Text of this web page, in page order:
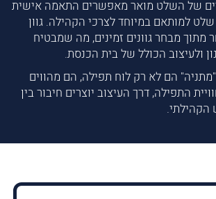
של השלט מואר מאפשרים התאמה אישית
למותאם במיוחד לצרכי הקהילה. גוון
מבחר גוונים זמינים, מה שמבטיח
ולעיצוב הכולל של בית הכנסת.
הם לא רק לוח תפילה, הם מהווים
התפילה, דרך העיצוב יוצרים חיבור בין
הקהילתי.